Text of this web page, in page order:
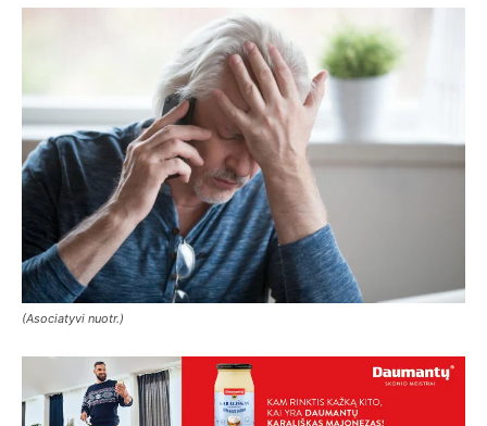
(Asociatyvi nuotr.)